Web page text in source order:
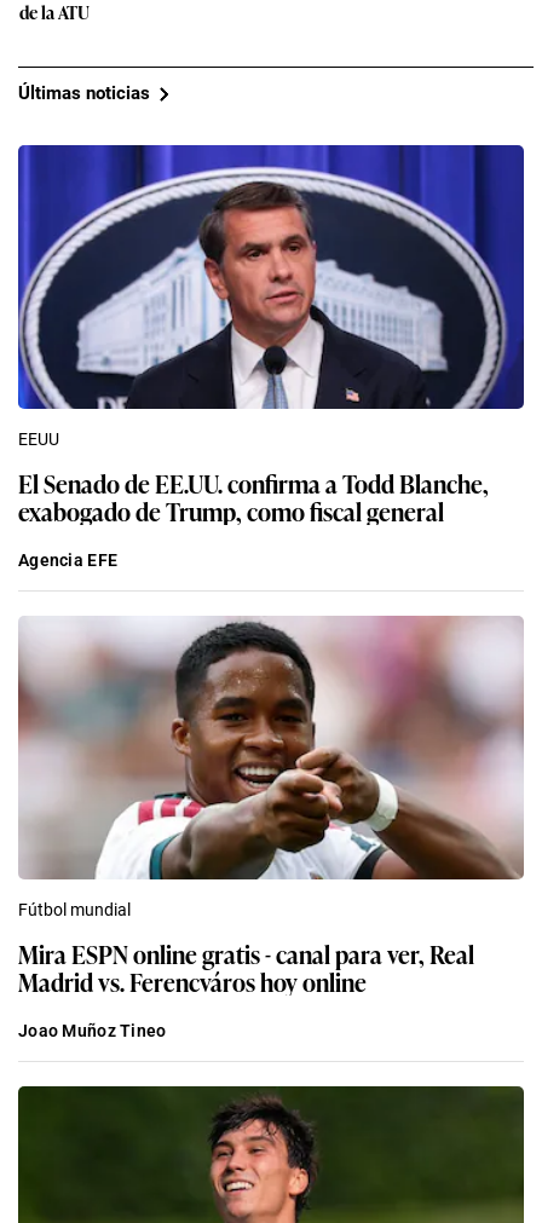
de la ATU
Últimas noticias
EEUU
El Senado de EE.UU. confirma a Todd Blanche,
exabogado de Trump, como fiscal general
Agencia EFE
Fútbol mundial
Mira ESPN online gratis - canal para ver, Real
Madrid vs. Ferencváros hoy online
Joao Muñoz Tineo